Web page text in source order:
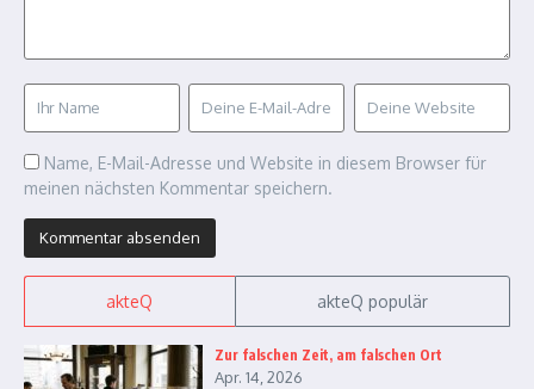
Name, E-Mail-Adresse und Website in diesem Browser für
meinen nächsten Kommentar speichern.
akteQ akteQ populär
Zur falschen Zeit, am falschen Ort
Apr. 14, 2026